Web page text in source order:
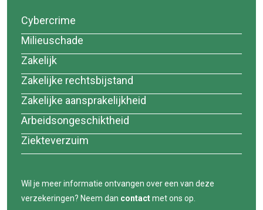
cybercrime
milieuschade
zakelijk
zakelijke rechtsbijstand
zakelijke aansprakelijkheid
arbeidsongeschiktheid
ziekteverzuim
Wil je meer informatie ontvangen over een van deze
verzekeringen? Neem dan contactmet ons op.